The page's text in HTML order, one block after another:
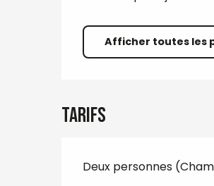
Afficher toutes les
Tarifs
Deux personnes